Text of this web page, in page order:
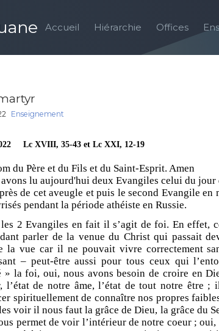
Accueil Hiérarchie Offices
Enseignement
Lc XVIII, 35-43 et Lc XXI, 12-19
du Père et du Fils et du Saint-Esprit. Amen
lu aujourd'hui deux Evangiles celui du jour
de cet aveugle et puis le second Evangile en
pendant la période athéiste en Russie.
les 2 Evangiles en fait il s’agit de foi. En effet,
parler de la venue du Christ qui passait
la vue car il ne pouvait vivre correctement
– peut-être aussi pour tous ceux qui
» la foi, oui, nous avons besoin de croire en
l’état de notre âme, l’état de tout notre être
spirituellement de connaître nos propres
voir il nous faut la grâce de Dieu, la grâce du
permet de voir l’intérieur de notre coeur ;